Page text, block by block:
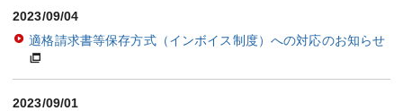
2023/09/04
適格請求書等保存方式（インボイス制度）への対応のお知らせ
2023/09/01